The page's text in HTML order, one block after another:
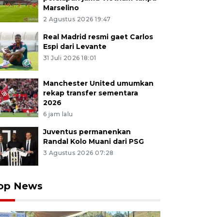
Marselino
2 Agustus 2026 19:47
Real Madrid resmi gaet Carlos
Espi dari Levante
31 Juli 2026 18:01
Manchester United umumkan
rekap transfer sementara
2026
6 jam lalu
Juventus permanenkan
Randal Kolo Muani dari PSG
3 Agustus 2026 07:28
News